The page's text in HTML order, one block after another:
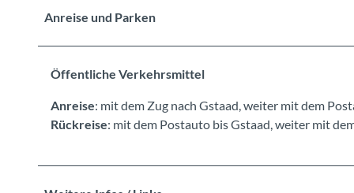
Anreise und Parken
Öffentliche Verkehrsmittel
Anreise: mit dem Zug nach Gstaad, weiter mit dem
Rückreise: mit dem Postauto bis Gstaad, weiter mit